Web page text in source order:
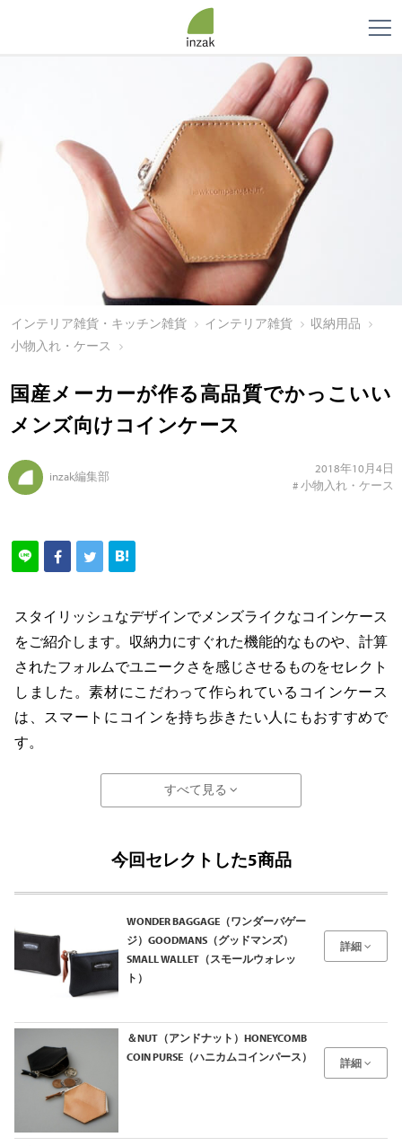
インテリア雑貨・キッチン雑貨 インテリア雑貨
収納用品
小物入れ・ケース
国産メーカーが作る高品質でかっこいい
メンズ向けコインケース
inzak編集部
2018年10月4日
#小物入れ・ケース
スタイリッシュなデザインでメンズライクなコインケース
をご紹介します。収納力にすぐれた機能的なものや、計算
されたフォルムでユニークさを感じさせるものをセレクト
しました。素材にこだわって作られているコインケース
は、スマートにコインを持ち歩きたい人にもおすすめで
す。
すべて見る
今回セレクトした5商品
WONDER BAGGAGE（ワンダーバゲー
ジ）GOODMANS（グッドマンズ）
SMALL WALLET（スモールウォレッ
ト）
詳細
＆NUT（アンドナット）HONEYCOMB
COIN PURSE（ハニカムコインパース）
詳細